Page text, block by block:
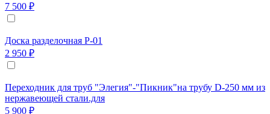
7 500 ₽
Доска разделочная Р-01
2 950 ₽
Переходник для труб "Элегия"-"Пикник"на трубу D-250 мм из
нержавеющей стали.для
5 900 ₽